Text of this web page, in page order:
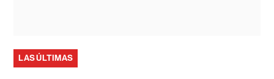
LAS ÚLTIMAS